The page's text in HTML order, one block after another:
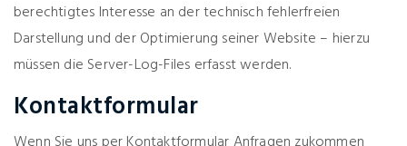
berechtigtes Interesse an der technisch fehlerfreien
Darstellung und der Optimierung seiner Website – hierzu
müssen die Server-Log-Files erfasst werden.
Kontaktformular